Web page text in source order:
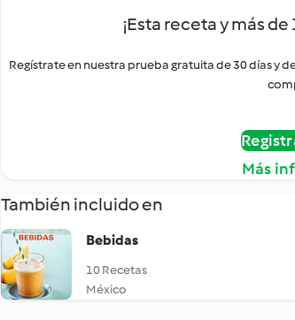
¡Esta receta y más
Regístrate en nuestra prueba gratuita de 30 días y
Más
También incluido en
Bebidas
10 Recetas
México